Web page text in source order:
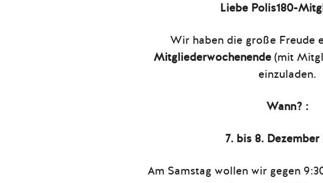
Liebe Polis180-
Wir haben die große Freude
Mitgliederwochenende(mit
einzuladen.
Wann? :
7. bis 8. Dezember
Am Samstag wollen wir gegen